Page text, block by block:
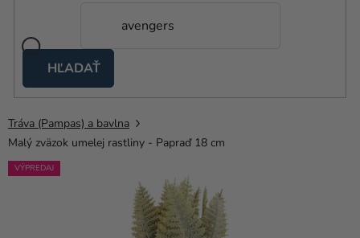
HĽADAŤ
stany
Kanekalon
Hélium
Tráva (Pampas) a bavlna
Malý zväzok umelej rastliny - Papraď 18 cm
VÝPREDAJ